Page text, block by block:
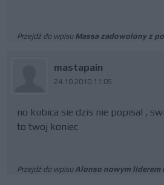
Przejdź do wpisu Massa zadowolony z
mastapain
24.10.2010 11:05
no kubica sie dzis nie popisal ,
to twoj koniec
Przejdź do wpisuAlonso nowym liderem